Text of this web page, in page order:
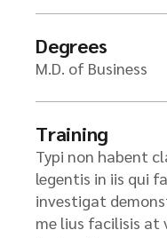
Degrees
M.D. of Business
Training
Typi non habent
legentis in iis qui
investigat
me lius facilisis at